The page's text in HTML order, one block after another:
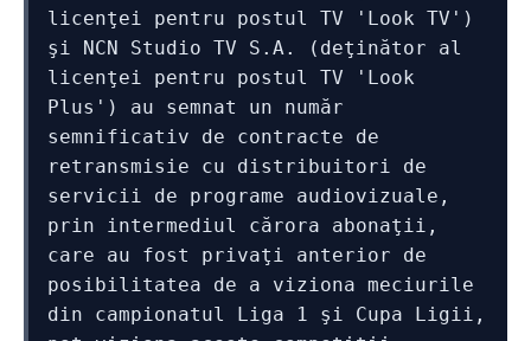
licenţei pentru postul TV 'Look TV')
şi NCN Studio TV S.A. (deţinător al
licenţei pentru postul TV 'Look
Plus') au semnat un număr
semnificativ de contracte de
retransmisie cu distribuitori de
servicii de programe audiovizuale,
prin intermediul cărora abonaţii,
care au fost privaţi anterior de
posibilitatea de a viziona meciurile
din campionatul Liga 1 şi Cupa Ligii,